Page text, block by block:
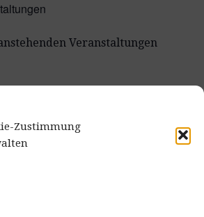
Zustimmung
Veranstaltungen